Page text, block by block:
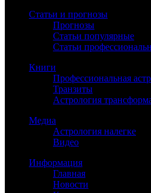
Статьи и прогнозы
Прогнозы
Статьи популярные
Статьи
Книги
Профессиональная
Транзиты
Астрология
Медиа
Астрология налегке
Видео
Информация
Главная
Новости